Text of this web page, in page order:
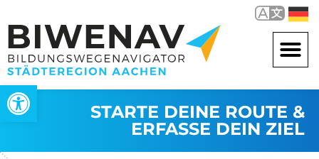
Werkzeugleiste öffnen
STARTE DEINE ROUTE &
ERFASSE DEIN ZIEL